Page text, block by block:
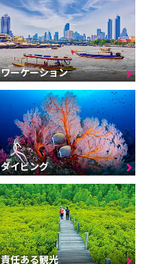
ワーケーション
ダイビング
責任ある観光